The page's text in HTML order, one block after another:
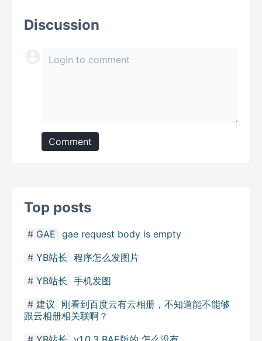
Discussion
Comment
Top posts
GAE gae request body is empty
YB站长 程序怎么发图片
YB站长 手机发图
建议
刚看到百度云有云相册，不知道能不能够
跟云相册相关联啊？